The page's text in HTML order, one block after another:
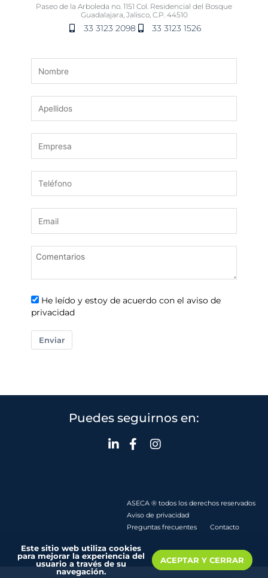
Paseo de la Arboleda no. 1151 Col. Residencial del Bosque
Guadalajara, Jalisco, C.P. 44510
33 3123 2098 33 3123 1526
He leído y estoy de acuerdo con el aviso de
privacidad
Enviar
Puedes seguirnos en:
ASECA ® todos los derechos reservados
Aviso de privacidad
Preguntas frecuentes
Contacto
Este sitio web utiliza cookies
para mejorar la experiencia del
usuario a través de su
navegación.
ACEPTAR Y CERRAR